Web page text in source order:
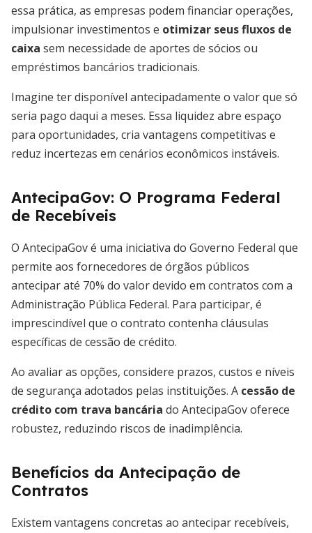
essa prática, as empresas podem financiar operações,
impulsionar investimentos e otimizar seus fluxos de
caixa sem necessidade de aportes de sócios ou
empréstimos bancários tradicionais.
Imagine ter disponível antecipadamente o valor que só
seria pago daqui a meses. Essa liquidez abre espaço
para oportunidades, cria vantagens competitivas e
reduz incertezas em cenários econômicos instáveis.
AntecipaGov: O Programa Federal
de Recebíveis
O AntecipaGov é uma iniciativa do Governo Federal que
permite aos fornecedores de órgãos públicos
antecipar até 70% do valor devido em contratos com a
Administração Pública Federal. Para participar, é
imprescindível que o contrato contenha cláusulas
específicas de cessão de crédito.
Ao avaliar as opções, considere prazos, custos e níveis
de segurança adotados pelas instituições. A cessão de
crédito com trava bancária do AntecipaGov oferece
robustez, reduzindo riscos de inadimplência.
Benefícios da Antecipação de
Contratos
Existem vantagens concretas ao antecipar recebíveis,